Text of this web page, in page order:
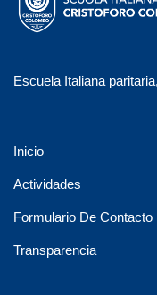
Escuela Italiana
Inicio
Actividades
Formulario De Contacto
Transparencia